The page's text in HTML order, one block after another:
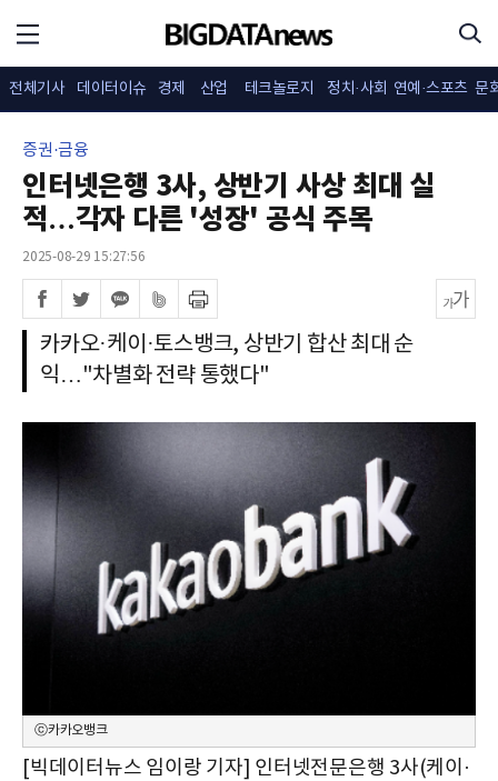
전체기사 데이터이슈 경제 산업 테크놀로지 정치·사회 연예·스포츠 문
증권·금융
인터넷은행 3사, 상반기 사상 최대 실
적…각자 다른 '성장' 공식 주목
2025-08-29 15:27:56
카카오·케이·토스뱅크, 상반기 합산 최대 순
익…"차별화 전략 통했다"
ⓒ카카오뱅크
[빅데이터뉴스 임이랑 기자] 인터넷전문은행 3사(케이·